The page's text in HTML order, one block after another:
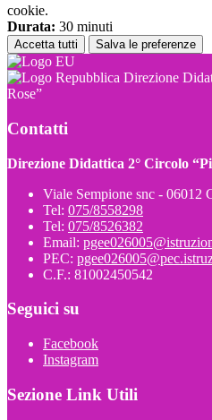
cookie.
Durata: 30 minuti
Accetta tutti Salva le preferenze
Direzione
Rose”
Contatti
Direzione Didattica 2° Circolo
Viale Sempione snc -
Tel: 075/8558298
Tel: 075/8526382
Email:
PEC:
C.F.: 81002450542
Seguici su
Facebook
Instagram
Sezione Link Utili